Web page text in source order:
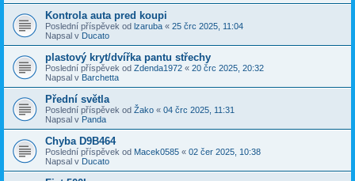
Kontrola auta pred koupi
Poslední příspěvek od lzaruba « 25 črc 2025, 11:04
Napsal v Ducato
plastový kryt/dvířka pantu střechy
Poslední příspěvek od Zdenda1972 « 20 črc 2025, 20:32
Napsal v Barchetta
Přední světla
Poslední příspěvek od Žako « 04 črc 2025, 11:31
Napsal v Panda
Chyba D9B464
Poslední příspěvek od Macek0585 « 02 čer 2025, 10:38
Napsal v Ducato